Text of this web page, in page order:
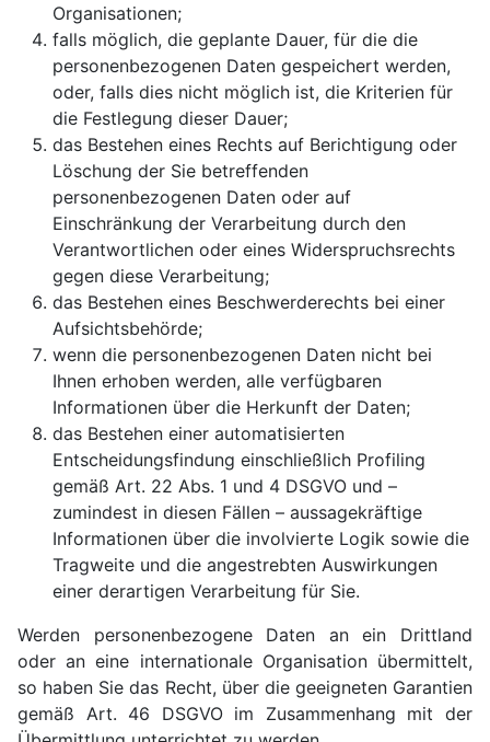
Organisationen;
falls möglich, die geplante Dauer, für die die
personenbezogenen Daten gespeichert werden,
oder, falls dies nicht möglich ist, die Kriterien für
die Festlegung dieser Dauer;
das Bestehen eines Rechts auf Berichtigung oder
Löschung der Sie betreffenden
personenbezogenen Daten oder auf
Einschränkung der Verarbeitung durch den
Verantwortlichen oder eines Widerspruchsrechts
gegen diese Verarbeitung;
das Bestehen eines Beschwerderechts bei einer
Aufsichtsbehörde;
wenn die personenbezogenen Daten nicht bei
Ihnen erhoben werden, alle verfügbaren
Informationen über die Herkunft der Daten;
das Bestehen einer automatisierten
Entscheidungsfindung einschließlich Profiling
gemäß Art. 22 Abs. 1 und 4 DSGVO und –
zumindest in diesen Fällen – aussagekräftige
Informationen über die involvierte Logik sowie die
Tragweite und die angestrebten Auswirkungen
einer derartigen Verarbeitung für Sie.
Werden personenbezogene Daten an ein Drittland
oder an eine internationale Organisation übermittelt,
so haben Sie das Recht, über die geeigneten Garantien
gemäß Art. 46 DSGVO im Zusammenhang mit der